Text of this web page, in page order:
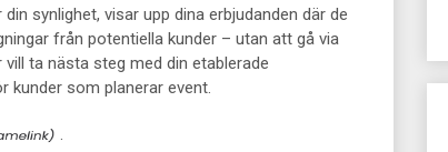
synlighet, visar upp dina erbjudanden där de
från potentiella kunder – utan att gå via
ta nästa steg med din etablerade
kunder som planerar event.
.